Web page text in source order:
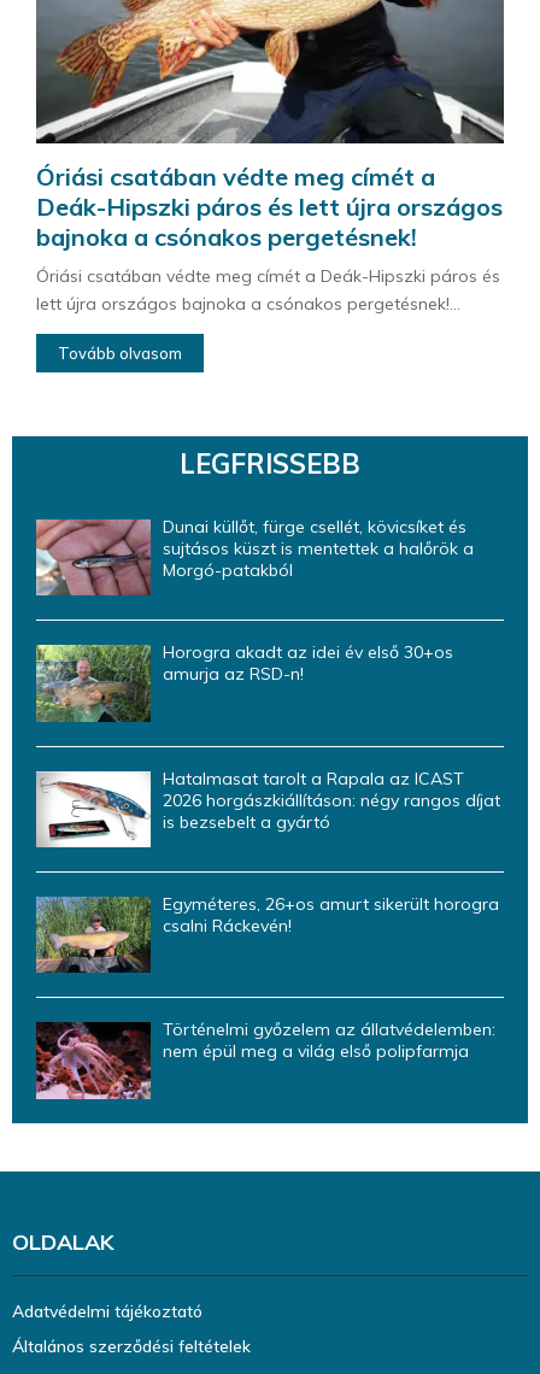
Óriási csatában védte meg címét a
Deák-Hipszki páros és lett újra országos
bajnoka a csónakos pergetésnek!
Óriási csatában védte meg címét a Deák-Hipszki páros és
lett újra országos bajnoka a csónakos pergetésnek!...
Tovább olvasom
LEGFRISSEBB
Dunai küllőt, fürge csellét, kövicsíket és
sujtásos küszt is mentettek a halőrök a
Morgó-patakból
Horogra akadt az idei év első 30+os
amurja az RSD-n!
Hatalmasat tarolt a Rapala az ICAST
2026 horgászkiállításon: négy rangos díjat
is bezsebelt a gyártó
Egyméteres, 26+os amurt sikerült horogra
csalni Ráckevén!
Történelmi győzelem az állatvédelemben:
nem épül meg a világ első polipfarmja
OLDALAK
Adatvédelmi tájékoztató
Általános szerződési feltételek